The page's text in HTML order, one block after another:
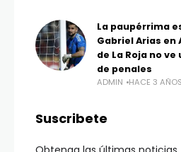
La paupérrima
Gabriel Arias
de La Roja no
de penales
ADMIN HACE 3 AÑOS
Suscribete